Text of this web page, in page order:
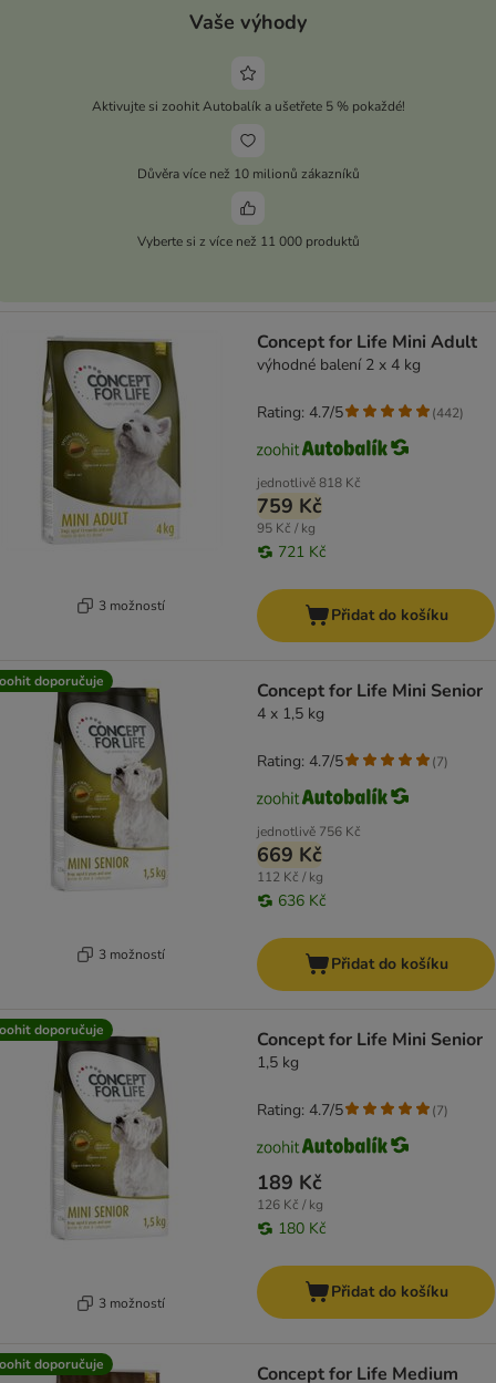
Vaše výhody
Aktivujte si zoohit Autobalík a ušetřete 5 % pokaždé!
Důvěra více než 10 milionů zákazníků
Vyberte si z více než 11 000 produktů
3 možností
Concept for Life Mini Adult
výhodné balení 2 x 4 kg
jednotlivě818 Kč
759 Kč
95 Kč / kg
721 Kč
Rating: 4.7/5 (442)
Přidat do košíku
doporučuje
3 možností
Concept for Life Mini Senior
4 x 1,5 kg
jednotlivě 756 Kč
669 Kč
112 Kč / kg
636 Kč
Rating: 4.7/5 (7)
Přidat do košíku
doporučuje
3 možností
Concept for Life Mini Senior
1,5 kg
189 Kč
126 Kč / kg
180 Kč
Rating: 4.7/5 (7)
Přidat do košíku
doporučuje
Concept for Life Medium